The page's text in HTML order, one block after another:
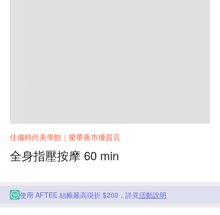
佳儀時尚美學館｜樂華夜市優質店
全身指壓按摩 60 min
使用 AFTEE 結帳最高現折 $200，詳見活動說明